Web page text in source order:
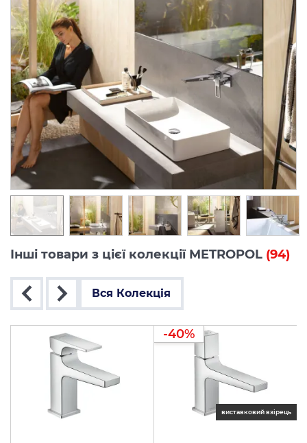
Інші товари з цієї колекції METROPOL (94)
Вся Колекція
виставковий взірець
-40%